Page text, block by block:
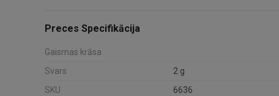
Preces Specifikācija
Gaismas krāsa
Svars
2 g
SKU
6636